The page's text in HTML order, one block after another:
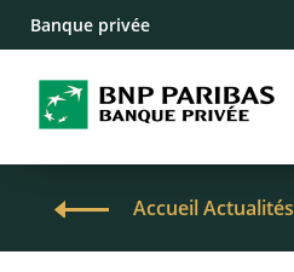
Banque privée
Accueil Actualités